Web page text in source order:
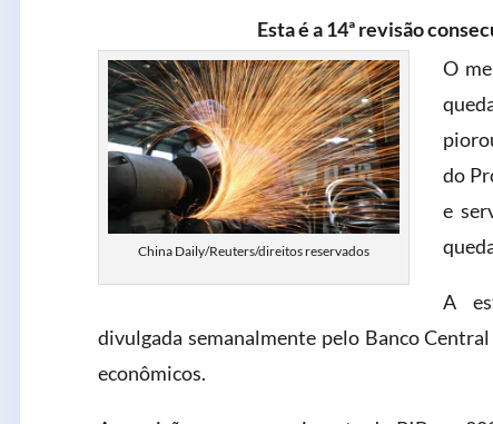
Esta é a 14ª revisão
China Daily/Reuters/direitos reservados
O
do
e
A
divulgada semanalmente pelo Banco
econômicos.